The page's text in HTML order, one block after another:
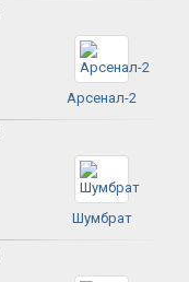
Арсенал-2
Шумбрат